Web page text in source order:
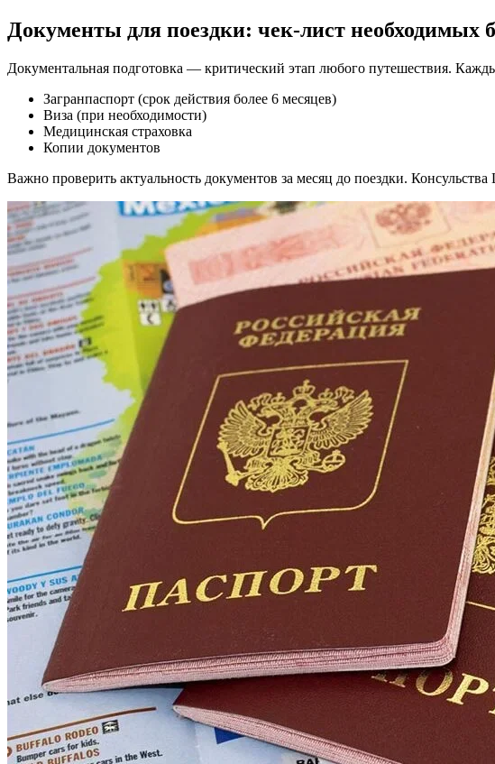
Документы для поездки: чек-лист необходимых
Документальная подготовка — критический этап любого путешествия.
Загранпаспорт (срок действия более 6 месяцев)
Виза (при необходимости)
Медицинская страховка
Копии документов
Важно проверить актуальность документов за месяц до поездки.